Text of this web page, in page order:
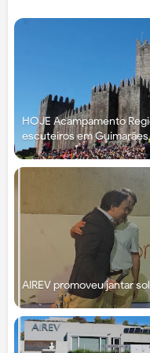
HOJE Acampamento
escuteiros em Guimarães
AIREV promoveu jantar